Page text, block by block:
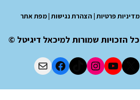
מדיניות פרטיות| הצהרת נגישות|מפת אתר
כל הזכויות שמורות למיכאל דיגיטל ©